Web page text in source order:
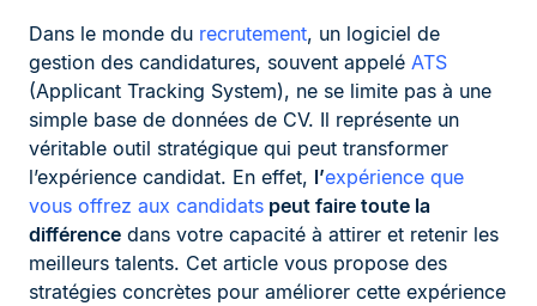
Dans le monde du recrutement, un logiciel de
gestion des candidatures, souvent appelé ATS
(Applicant Tracking System), ne se limite pas à une
simple base de données de CV. Il représente un
véritable outil stratégique qui peut transformer
l’expérience candidat. En effet, l’expérience que
vous offrez aux candidats peut faire toute la
différence dans votre capacité à attirer et retenir les
meilleurs talents. Cet article vous propose des
stratégies concrètes pour améliorer cette expérience